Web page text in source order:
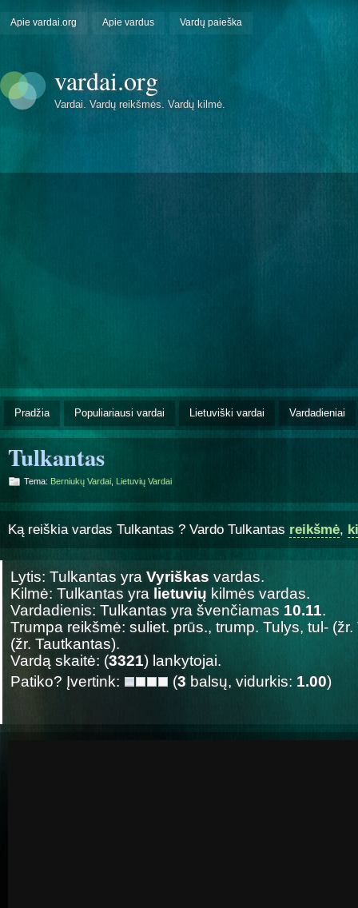
Apie vardai.org Apie vardus Vardų paieška
vardai.org
Vardai. Vardų reikšmės. Vardų kilmė.
Pradžia Populiariausi vardai Lietuviški vardai Vardadieniai
Tulkantas
Tema: Berniukų Vardai Lietuvių Vardai
Ką reiškia vardas Tulkantas ? Vardo Tulkantas reikšmė,
Lytis: Tulkantas yra Vyriškas vardas.
Kilmė: Tulkantas yra lietuvių kilmės vardas.
Vardadienis: Tulkantas yra švenčiamas 10.11.
Trumpa reikšmė: suliet. prūs., trump. Tulys, tul-
(žr. Tautkantas).
Vardą skaitė: (3321) lankytojai.
Patiko? Įvertink:
(3 balsų, vidurkis: 1.00)